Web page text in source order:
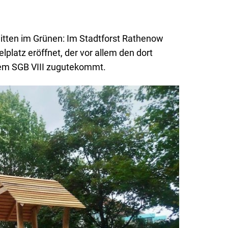
im Grünen: Im Stadtforst Rathenow
eröffnet, der vor allem den dort
SGB VIII zugutekommt.